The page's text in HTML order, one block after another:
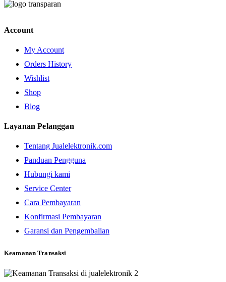
Account
My Account
Orders History
Wishlist
Shop
Blog
Layanan Pelanggan
Tentang Jualelektronik.com
Panduan Pengguna
Hubungi kami
Service Center
Cara Pembayaran
Konfirmasi Pembayaran
Garansi dan Pengembalian
Keamanan Transaksi